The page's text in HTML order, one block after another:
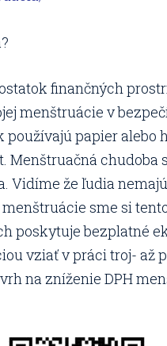
finančných
menštruácie v
papier alebo
Vidíme že ľudia
sme si
poskytuje bezplatné
vziať v práci troj- až
na zníženie DPH